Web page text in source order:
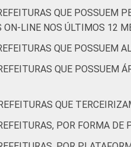
QUE POSSUEM
ON-LINE NOS ÚLTIMOS 12
QUE POSSUEM
QUE POSSUEM
QUE
POR FORMA